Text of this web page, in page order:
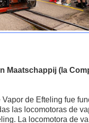
Maatschappij (la
de Efteling fue
las locomotoras de
La locomotora de